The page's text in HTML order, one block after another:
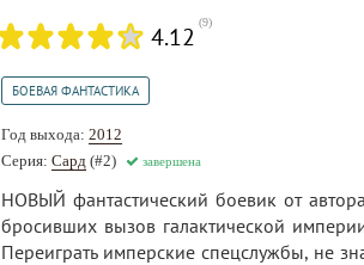
4.12 (9)
БОЕВАЯ ФАНТАСТИКА
Год выхода: 2012
Серия: Сард (#2) завершена
НОВЫЙ фантастический боевик от
бросивших вызов галактической
Переиграть имперские спецслужбы, не